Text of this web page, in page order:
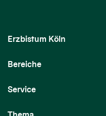
Erzbistum Köln
Bereiche
Service